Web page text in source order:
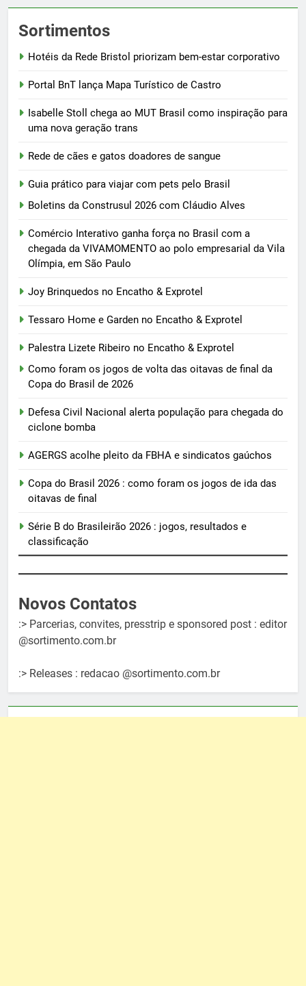
Sortimentos
Hotéis da Rede Bristol priorizam bem-estar corporativo
Portal BnT lança Mapa Turístico de Castro
Isabelle Stoll chega ao MUT Brasil como inspiração para
uma nova geração trans
Rede de cães e gatos doadores de sangue
Guia prático para viajar com pets pelo Brasil
Boletins da Construsul 2026 com Cláudio Alves
Comércio Interativo ganha força no Brasil com a
chegada da VIVAMOMENTO ao polo empresarial da Vila
Olímpia, em São Paulo
Joy Brinquedos no Encatho & Exprotel
Tessaro Home e Garden no Encatho & Exprotel
Palestra Lizete Ribeiro no Encatho & Exprotel
Como foram os jogos de volta das oitavas de final da
Copa do Brasil de 2026
Defesa Civil Nacional alerta população para chegada do
ciclone bomba
AGERGS acolhe pleito da FBHA e sindicatos gaúchos
Copa do Brasil 2026 : como foram os jogos de ida das
oitavas de final
Série B do Brasileirão 2026 : jogos, resultados e
classificação
Novos Contatos
:> Parcerias, convites, presstrip e sponsored post : editor
@sortimento.com.br
:> Releases : redacao @sortimento.com.br